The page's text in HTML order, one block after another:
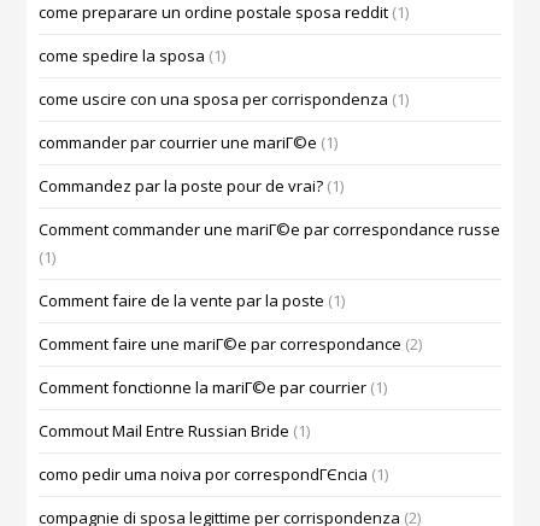
come preparare un ordine postale sposa reddit (1)
come spedire la sposa (1)
come uscire con una sposa per corrispondenza (1)
commander par courrier une mariГ©e (1)
Commandez par la poste pour de vrai? (1)
Comment commander une mariГ©e par correspondance russe
(1)
Comment faire de la vente par la poste (1)
Comment faire une mariГ©e par correspondance (2)
Comment fonctionne la mariГ©e par courrier (1)
Commout Mail Entre Russian Bride (1)
como pedir uma noiva por correspondГЄncia (1)
compagnie di sposa legittime per corrispondenza (2)